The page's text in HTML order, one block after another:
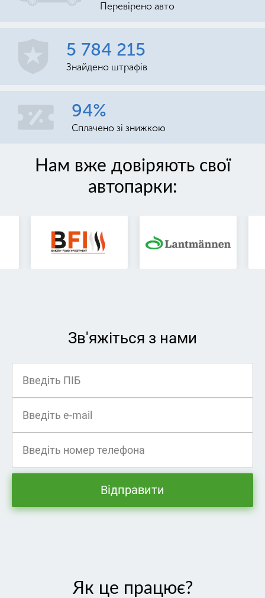
Перевірено авто
5 784 215
Знайдено штрафів
94%
Сплачено зі знижкою
Нам вже довіряють свої
автопарки:
Зв'яжіться з нами
Відправити
Як це працює?